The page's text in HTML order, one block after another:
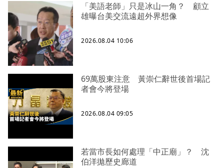
「美語老師」只是冰山一角？ 顧立
雄曝台美交流遠超外界想像
2026.08.04 10:06
69萬股東注意 黃崇仁辭世後首場記
者會今將登場
2026.08.04 09:05
若當市長如何處理「中正廟」？ 沈
伯洋拋歷史廊道